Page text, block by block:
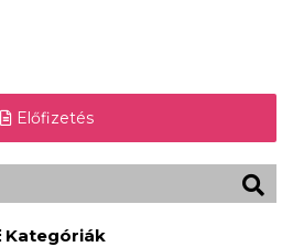
Előfizetés
Kategóriák